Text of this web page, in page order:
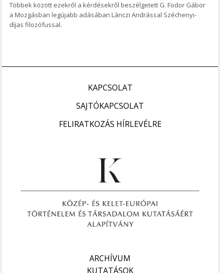
Többek között ezekről a kérdésekről beszélgetett G. Fodor Gábor
a Mozgásban legújabb adásában Lánczi Andrással Széchenyi-
díjas filozófussal.
KAPCSOLAT
SAJTÓKAPCSOLAT
FELIRATKOZÁS HÍRLEVÉLRE
ARCHÍVUM
KUTATÁSOK